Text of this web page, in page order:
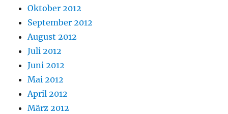
Oktober 2012
September 2012
August 2012
Juli 2012
Juni 2012
Mai 2012
April 2012
März 2012